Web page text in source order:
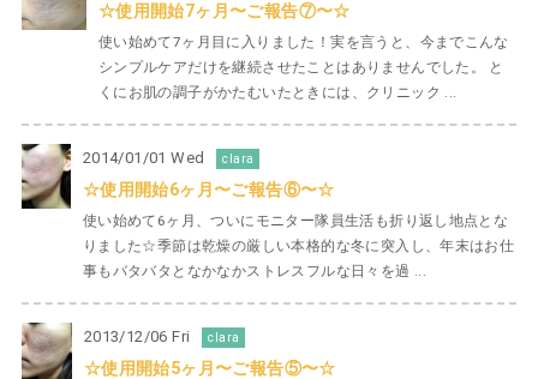
☆使用開始7ヶ月〜ご報告⑦〜☆
使い始めて7ヶ月目に入りました！実を言うと、今までこんな
シンプルケアだけを継続させたことはありませんでした。 と
くにお肌の調子がかたむいたときには、クリニック ...
2014/01/01 Wed clara
☆使用開始6ヶ月〜ご報告⑥〜☆
使い始めて6ヶ月、ついにモニター隊員生活も折り返し地点とな
りました☆季節は乾燥の厳しい本格的な冬に突入し、年末はお仕
事もバタバタとなかなかストレスフルな日々を過 ...
2013/12/06 Fri clara
☆使用開始5ヶ月〜ご報告⑤〜☆